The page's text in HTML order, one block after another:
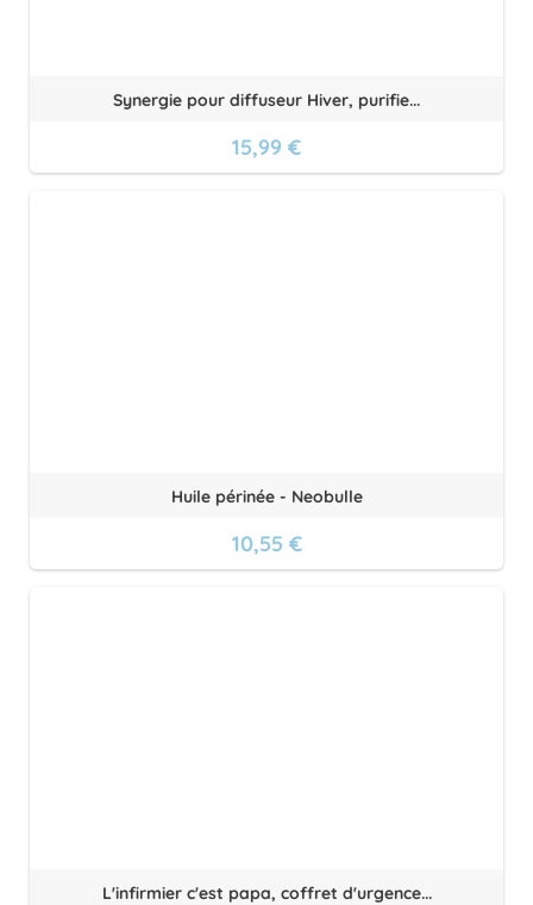
Synergie pour diffuseur Hiver, purifie...
15,99 €
Huile périnée - Neobulle
10,55 €
L'infirmier c'est papa, coffret d'urgence...